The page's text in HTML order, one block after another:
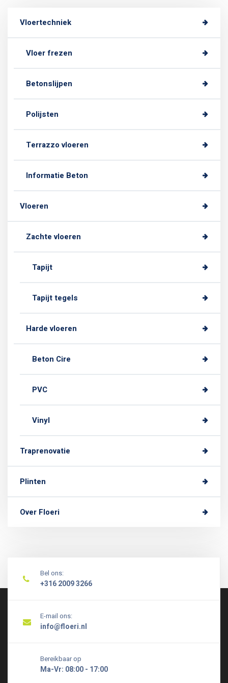
Vloertechniek
Vloer frezen
Betonslijpen
Polijsten
Terrazzo vloeren
Informatie Beton
Vloeren
Zachte vloeren
Tapijt
Tapijt tegels
Harde vloeren
Beton Cire
PVC
Vinyl
Traprenovatie
Plinten
Over Floeri
Bel ons:
+316 2009 3266
E-mail ons:
info@floeri.nl
Bereikbaar op
Ma-Vr: 08:00 - 17:00